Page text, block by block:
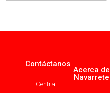
Contáctanos
Central
Acerca de
Navarrete